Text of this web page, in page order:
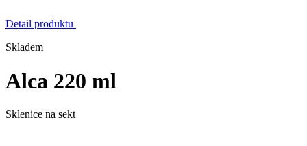
Detail produktu
Skladem
Alca 220 ml
Sklenice na sekt